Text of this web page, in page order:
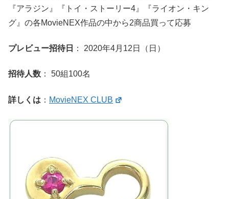
『アラジン』『トイ・ストーリー4』『ライオン・キン
グ』の各MovieNEX作品の中から2商品買って応募
プレビュー招待日 ： 2020年4月12日（日）
招待人数 ： 50組100名
詳しくは ： MovieNEX CLUB